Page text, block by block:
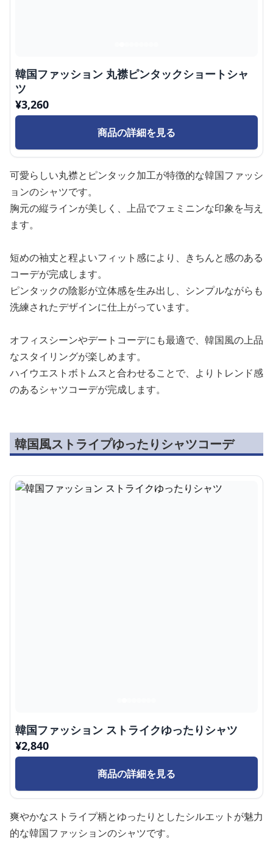
韓国ファッション 丸襟ピンタックショートシャ
ツ
¥3,260
商品の詳細を見る
可愛らしい丸襟とピンタック加工が特徴的な韓国ファッシ
ョンのシャツです。
胸元の縦ラインが美しく、上品でフェミニンな印象を与え
ます。
短めの袖丈と程よいフィット感により、きちんと感のある
コーデが完成します。
ピンタックの陰影が立体感を生み出し、シンプルながらも
洗練されたデザインに仕上がっています。
オフィスシーンやデートコーデにも最適で、韓国風の上品
なスタイリングが楽しめます。
ハイウエストボトムスと合わせることで、よりトレンド感
のあるシャツコーデが完成します。
韓国風ストライプゆったりシャツコーデ
韓国ファッション ストライクゆったりシャツ
¥2,840
商品の詳細を見る
爽やかなストライプ柄とゆったりとしたシルエットが魅力
的な韓国ファッションのシャツです。